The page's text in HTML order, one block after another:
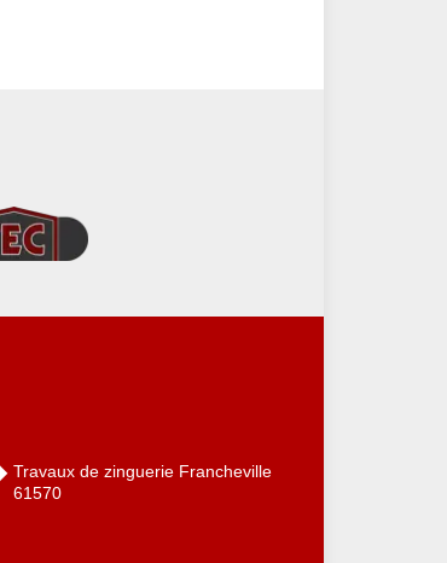
Travaux de zinguerie Francheville
61570